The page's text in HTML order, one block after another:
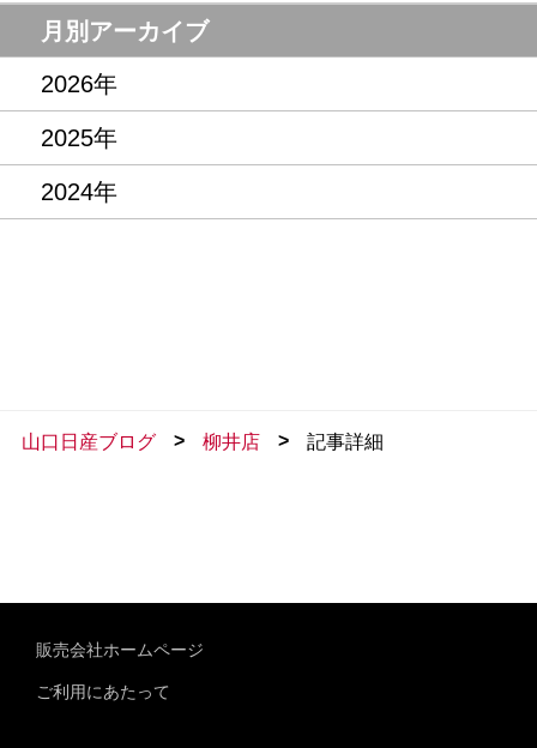
記念品・プレゼント
月別アーカイブ
2026年
2025年
2024年
山口日産ブログ > 柳井店 > 記事詳細
販売会社ホームページ
ご利用にあたって